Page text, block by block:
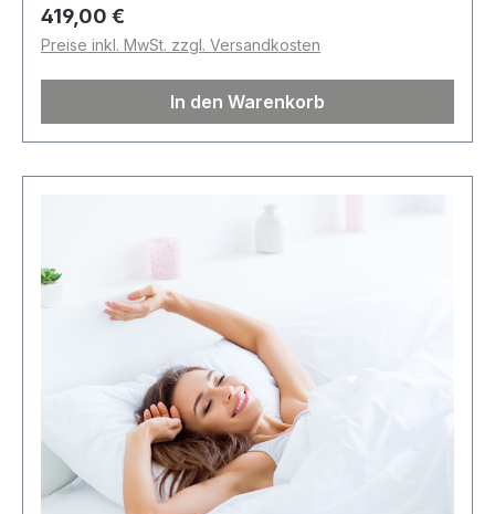
Regulärer Preis:
419,00 €
Preise inkl. MwSt. zzgl. Versandkosten
In den Warenkorb